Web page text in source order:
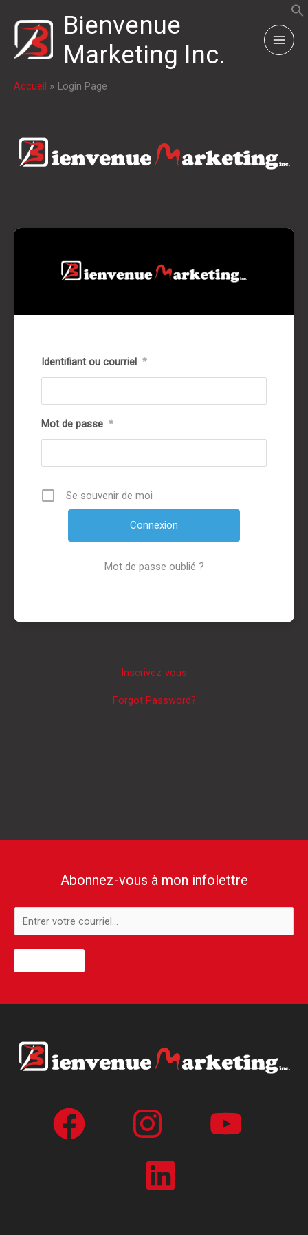
contenu
Bienvenue
Marketing Inc.
Accueil Login Page
Identifiant ou courriel *
Mot de passe *
Se souvenir de moi
Mot de passe oublié ?
Inscrivez-vous
Forgot Password?
Abonnez-vous à mon infolettre